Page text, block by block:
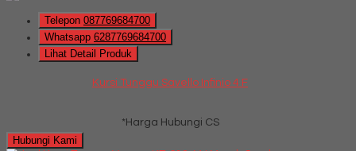
Telepon 087769684700
Whatsapp 6287769684700
Lihat Detail Produk
Kursi Tunggu Savello Infinio 4 F
*Harga Hubungi CS
Hubungi Kami